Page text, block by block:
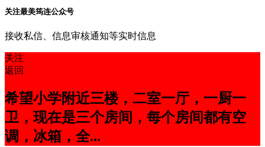
关注最美筠连公众号
接收私信、信息审核通知等实时信息
关注
返回
希望小学附近三楼，二室一厅，一厨一
卫，现在是三个房间，每个房间都有空
调，冰箱，全...